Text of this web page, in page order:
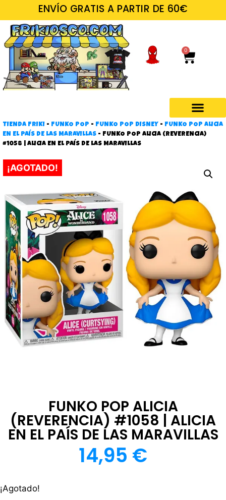
ENVÍO GRATIS A PARTIR DE 60€
0
TIENDA FRIKI - FUNKO POP - FUNKO POP DISNEY - FUNKO POP ALICIA
EN EL PAÍS DE LAS MARAVILLAS - FUNKO POP ALICIA (REVERENCIA)
#1058 | ALICIA EN EL PAÍS DE LAS MARAVILLAS
¡AGOTADO!
FUNKO POP ALICIA
(REVERENCIA) #1058 | ALICIA
EN EL PAÍS DE LAS MARAVILLAS
14,95 €
¡Agotado!